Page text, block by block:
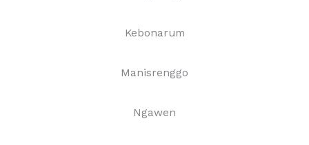
Kebonarum
Manisrenggo
Ngawen